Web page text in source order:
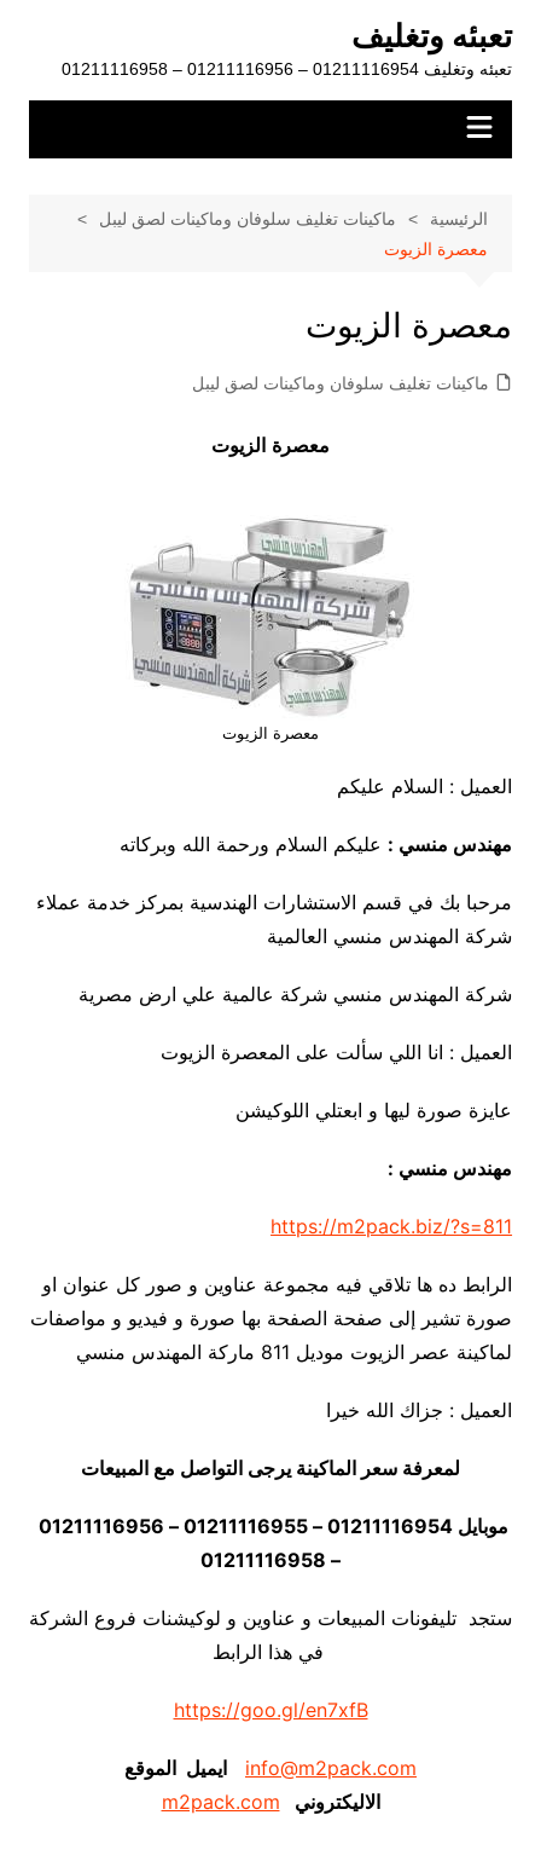
المحتوى
تعبئه وتغليف
تعبئه وتغليف 01211116954 – 01211116956 – 01211116958
الرئيسية
ماكينات تغليف سلوفان وماكينات لصق ليبل
معصرة الزيوت
معصرة الزيوت
ماكينات تغليف سلوفان وماكينات لصق ليبل
معصرة الزيوت
معصرة الزيوت
العميل : السلام عليكم
مهندس منسي : عليكم السلام ورحمة الله وبركاته
مرحبا بك في قسم الاستشارات الهندسية بمركز خدمة عملاء
شركة المهندس منسي العالمية
شركة المهندس منسي شركة عالمية علي ارض مصرية
العميل : انا اللي سألت على المعصرة الزيوت
عايزة صورة ليها و ابعتلي اللوكيشن
مهندس منسي :
https://m2pack.biz/?s=811
الرابط ده ها تلاقي فيه مجموعة عناوين و صور كل عنوان او
صورة تشير إلى صفحة الصفحة بها صورة و فيديو و مواصفات
لماكينة عصر الزيوت موديل 811 ماركة المهندس منسي
العميل : جزاك الله خيرا
لمعرفة سعر الماكينة يرجى التواصل مع المبيعات
– 01211116958
ستجد تليفونات المبيعات و عناوين و لوكيشنات فروع الشركة
في هذا الرابط
https://goo.gl/en7xfB
info@m2pack.com
ايميل الموقع
الاليكتروني m2pack.com